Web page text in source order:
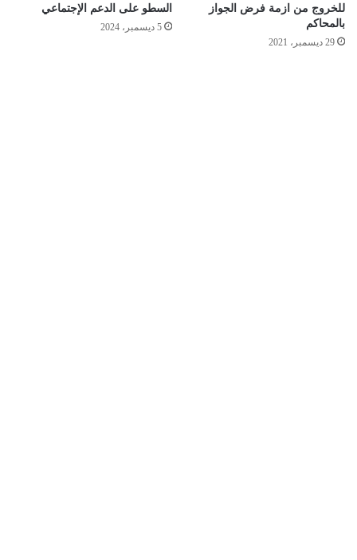
للخروج من ازمة فرض الجواز
بالمحاكم
29 ديسمبر، 2021
السطو على الدعم الإجتماعي
5 ديسمبر، 2024